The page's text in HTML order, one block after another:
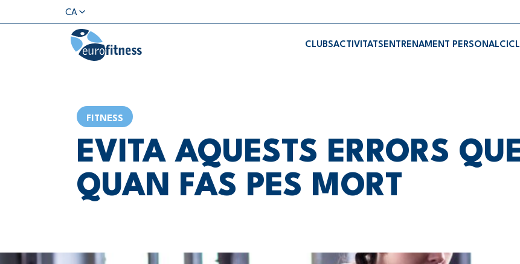
CA
CLUBSACTIVITATS ENTRENAMENT PERSONAL
FITNESS
EVITA AQUESTS ERRORS
QUAN FAS PES MORT